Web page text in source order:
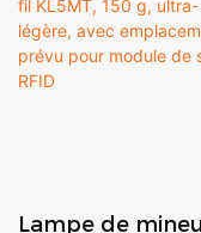
Lampe de